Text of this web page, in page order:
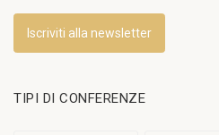
Iscriviti alla newsletter
TIPI DI CONFERENZE